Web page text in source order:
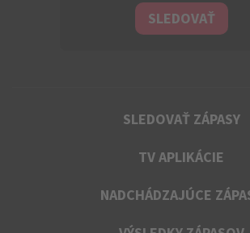
SLEDOVAŤ
SLEDOVAŤ ZÁPASY
TV APLIKÁCIE
NADCHÁDZAJÚCE